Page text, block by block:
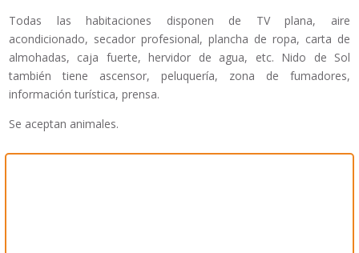
Todas las habitaciones disponen de TV plana, aire
acondicionado, secador profesional, plancha de ropa, carta de
almohadas, caja fuerte, hervidor de agua, etc. Nido de Sol
también tiene ascensor, peluquería, zona de fumadores,
información turística, prensa.
Se aceptan animales.